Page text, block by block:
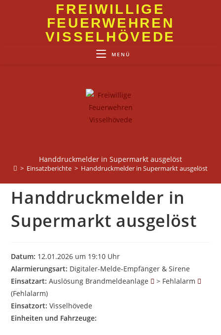
FREIWILLIGE
FEUERWEHREN
VISSELHÖVEDE
MENÜ
Handdruckmelder in Supermarkt ausgelöst
> Einsatzberichte > Handdruckmelder in Supermarkt ausgelöst
Handdruckmelder in
Supermarkt ausgelöst
Datum: 12.01.2026 um 19:10 Uhr
Alarmierungsart: Digitaler-Melde-Empfänger & Sirene
Einsatzart: Auslösung Brandmeldeanlage
> Fehlalarm
(Fehlalarm)
Einsatzort: Visselhövede
Einheiten und Fahrzeuge: